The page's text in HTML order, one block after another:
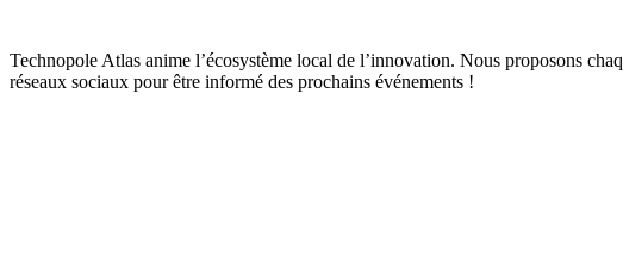
Technopole Atlas anime l’écosystème local de l’innovation. Nous proposons
réseaux sociaux pour être informé des prochains événements !